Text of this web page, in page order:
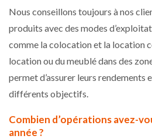
Nous conseillons toujours à nos
produits avec des modes
comme la colocation et la location
location ou du meublé dans des
permet d’assurer leurs rendements
différents objectifs.
Combien d’opérations avez-
année ?